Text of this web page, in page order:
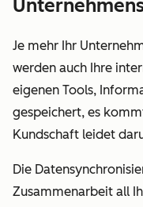
Je mehr Ihr
werden auch Ihre
eigenen Tools,
gespeichert, es
Kundschaft leidet
Die
Zusammenarbeit all